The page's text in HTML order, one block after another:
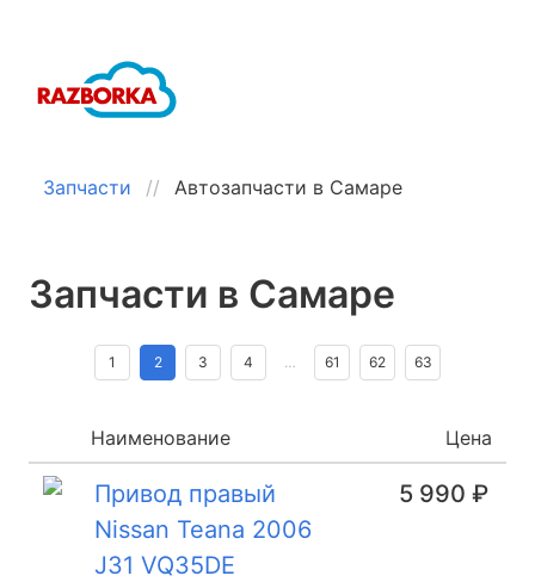
Запчасти Автозапчасти в Самаре
Запчасти в Самаре
1 2 3 4 … 61 62 63
Наименование Цена
Привод правый
Nissan Teana 2006
J31 VQ35DE
5 990 ₽